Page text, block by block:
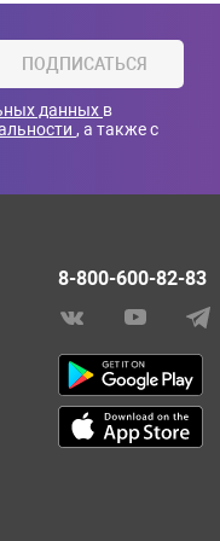
ПОДПИСАТЬСЯ
данных в
, а также с
8-800-600-82-83